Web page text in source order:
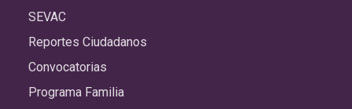
SEVAC
Reportes Ciudadanos
Convocatorias
Programa Familia